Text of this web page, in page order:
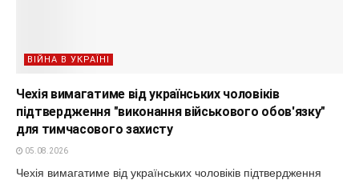
ВІЙНА В УКРАЇНІ
Чехія вимагатиме від українських чоловіків
підтвердження "виконання військового обов'язку"
для тимчасового захисту
05.08.2026
Чехія вимагатиме від українських чоловіків підтвердження